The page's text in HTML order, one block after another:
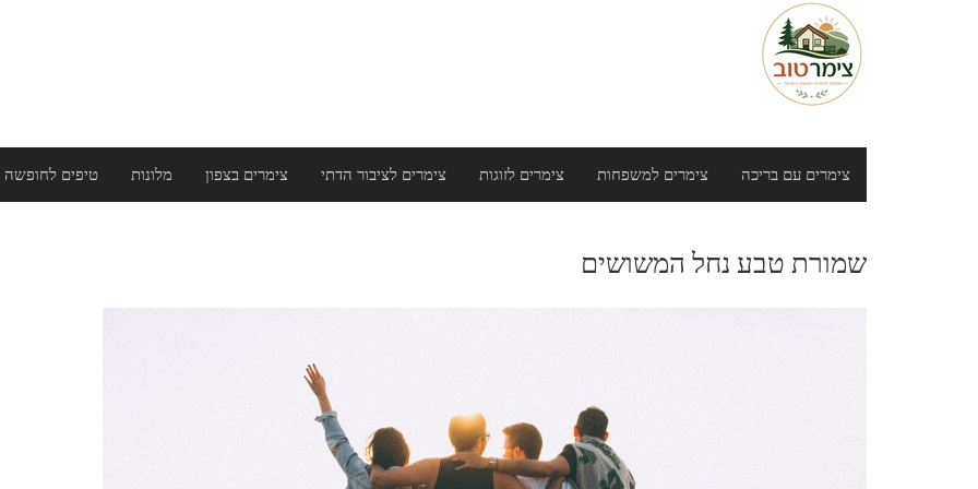
צימרים עם בריכה צימרים למשפחות צימרים לזוגות צימרים לציבור הדתי צימרים בצפון מלונות טיפים לחופשה
שמורת טבע נחל המשושים